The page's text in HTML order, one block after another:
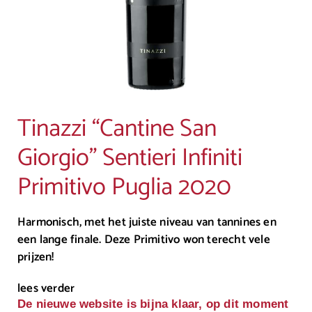
Tinazzi “Cantine San
Giorgio” Sentieri Infiniti
Primitivo Puglia 2020
Harmonisch, met het juiste niveau van tannines en
een lange finale. Deze Primitivo won terecht vele
prijzen!
lees verder
De nieuwe website is bijna klaar, op dit moment